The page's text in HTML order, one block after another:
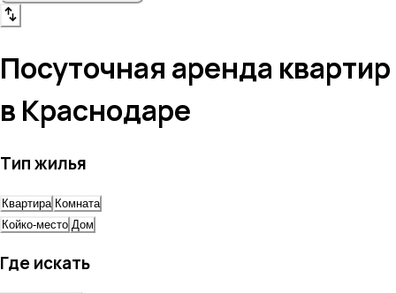
Посуточная аренда квартир
в Краснодаре
Тип жилья
Квартира Комната
Койко-место Дом
Где искать